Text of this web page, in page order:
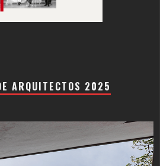
ARQUITECTOS 2025